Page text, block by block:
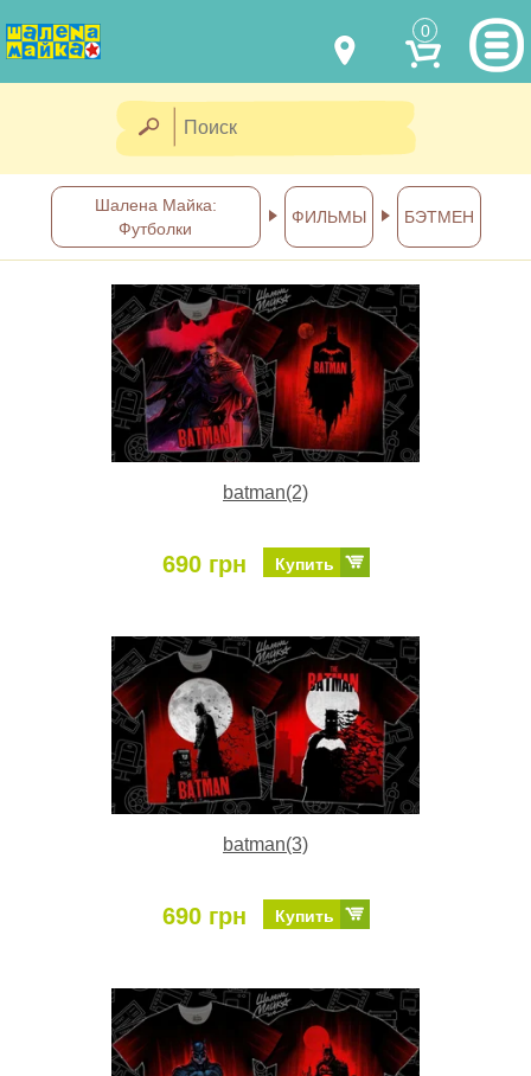
0
(067) 011 0404
shalena@mayka.dp.ua
г.Днепр, ул. Ярослава Мудрого, 68
Посмотреть на карте
Отправка по Украине каждый
день
НАШИ РАБОТЫ
КАК КУПИТЬ
КАК НАС НАЙТИ
ПОЛНАЯ ВЕРСИЯ САЙТА
Шалена Майка:
Футболки
ФИЛЬМЫ БЭТМЕН
batman(2)
690 грн Купить
batman(3)
690 грн Купить